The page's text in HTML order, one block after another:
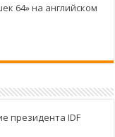
64» на английском
президента IDF